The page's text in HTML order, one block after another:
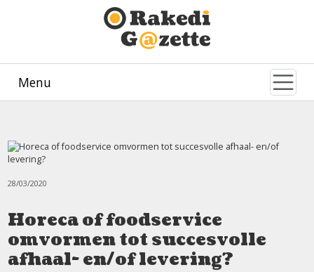
Menu
28/03/2020
Horeca of foodservice
omvormen tot succesvolle
afhaal- en/of levering?